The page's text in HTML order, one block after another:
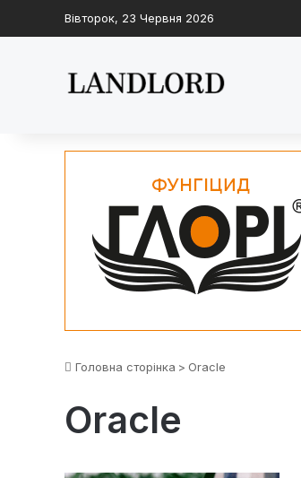
Вівторок, 23 Червня 2026
Головна сторінка > Oracle
Oracle